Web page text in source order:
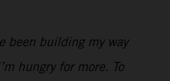
been building my way
hungry for more. To